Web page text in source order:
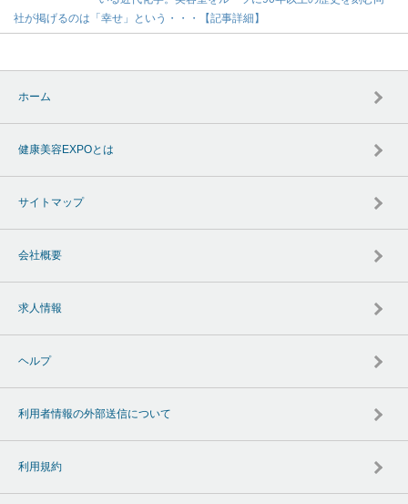
社が掲げるのは「幸せ」という・・・【記事詳細】
ホーム
健康美容EXPOとは
サイトマップ
会社概要
求人情報
ヘルプ
利用者情報の外部送信について
利用規約